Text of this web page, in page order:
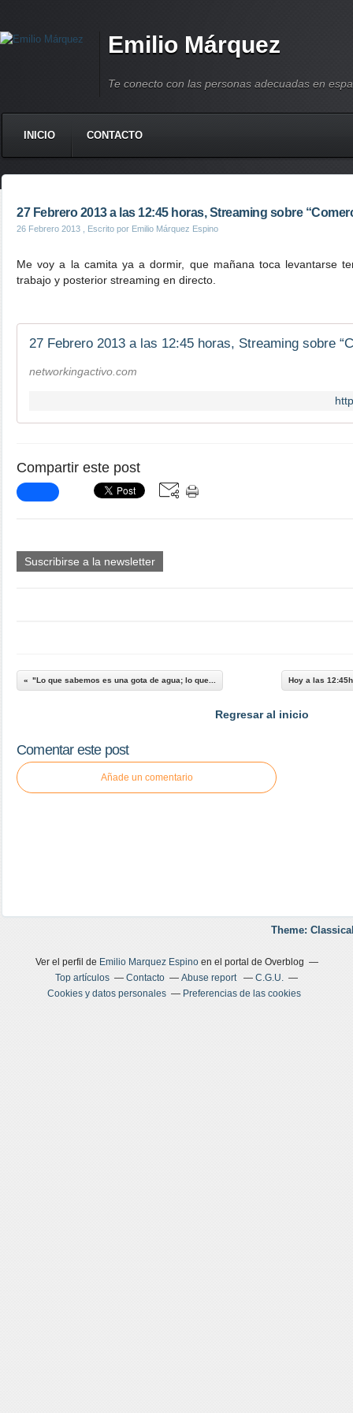
Emilio Márquez
Te conecto con las personas adecuadas en
INICIO CONTACTO
27 Febrero 2013 a las 12:45 horas, Streaming sobre
26 Febrero 2013 , Escrito por Emilio Márquez Espino
Me voy a la camita ya a dormir, que mañana toca levantarse
trabajo y posterior streaming en directo.
27 Febrero 2013 a las 12:45 horas, Streaming sobre
networkingactivo.com
Compartir este post
Suscribirse a la newsletter
"Lo que sabemos es una gota de agua; lo que... Hoy a las
Regresar al inicio
Comentar este post
Añade un comentario
Theme:
Ver el perfil de Emilio Marquez Espinoen el portal de Overblog
Top artículos
Contacto Abuse report
C.G.U.
Cookies y datos personales
Preferencias de las cookies